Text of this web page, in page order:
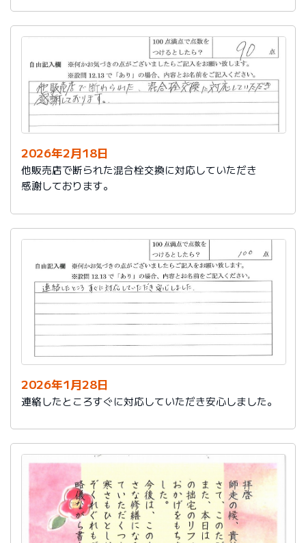
2026年2月18日
他販売店で断られた混合栓交換に対応していただき
感謝しております。
2026年1月28日
連絡したところすぐに対応していただき安心しました。